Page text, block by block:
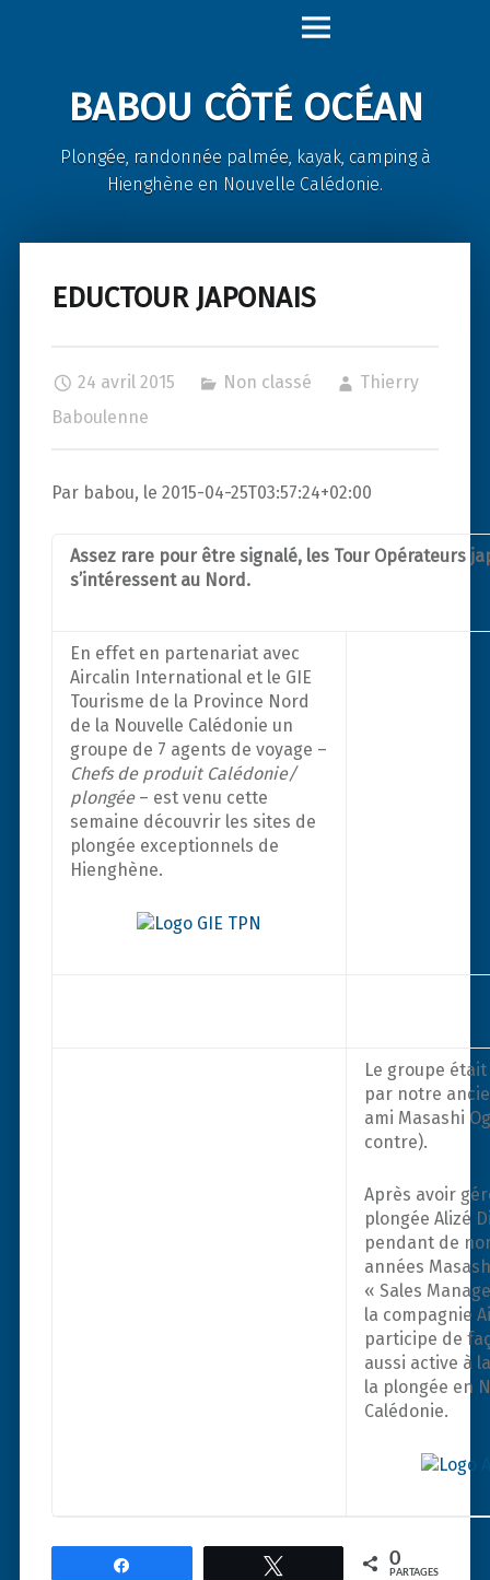
navigation
BABOU CÔTÉ OCÉAN
Plongée, randonnée palmée, kayak, camping à
Hienghène en Nouvelle Calédonie.
EDUCTOUR JAPONAIS
24 avril 2015 Non classé
Thierry
Baboulenne
Par babou, le 2015-04-25T03:57:24+02:00
Assez rare pour être signalé, les Tour Opérateurs
s’intéressent au Nord.
En effet en partenariat avec
Aircalin International et le GIE
Tourisme de la Province Nord
de la Nouvelle Calédonie un
groupe de 7 agents de voyage –
Chefs de produit Calédonie/
plongée – est venu cette
semaine découvrir les sites de
plongée exceptionnels de
Hienghène.
Le groupe
par notre
ami Masashi
contre).
Après avoir
plongée Alizé
pendant de
années
« Sales
la compagnie
participe de
aussi active à
la plongée en
Calédonie.
0
PARTAGES